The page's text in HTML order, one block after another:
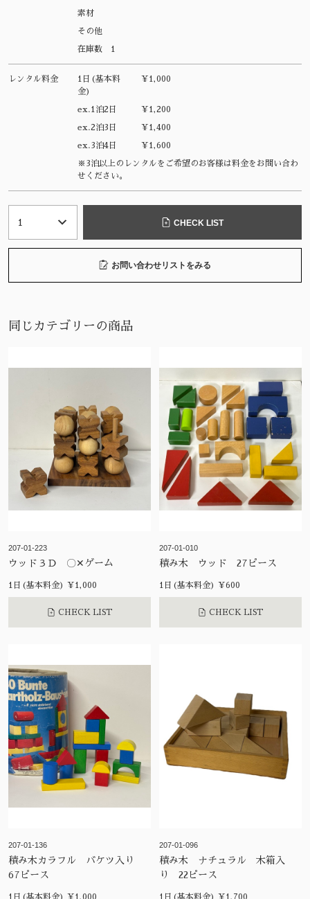
素材
その他
在庫数 1
レンタル料金
1日(基本料
金)
¥1,000
ex.1泊2日 ¥1,200
ex.2泊3日 ¥1,400
ex.3泊4日 ¥1,600
※3泊以上のレンタルをご希望のお客様は料金をお問い合わ
せください。
CHECK LIST
お問い合わせリストをみる
同じカテゴリーの商品
207-01-223
ウッド３Ｄ 〇✕ゲーム
1日(基本料金) ¥1,000
CHECK LIST
207-01-010
積み木 ウッド 27ピース
1日(基本料金) ¥600
CHECK LIST
207-01-136
積み木カラフル バケツ入り
67ピース
1日(基本料金) ¥1,000
207-01-096
積み木 ナチュラル 木箱入
り 22ピース
1日(基本料金) ¥1,700